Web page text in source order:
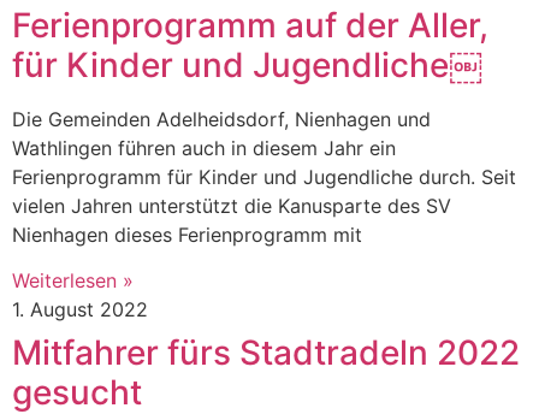
Ferienprogramm auf der Aller,
für Kinder und Jugendliche￼
Die Gemeinden Adelheidsdorf, Nienhagen und
Wathlingen führen auch in diesem Jahr ein
Ferienprogramm für Kinder und Jugendliche durch. Seit
vielen Jahren unterstützt die Kanusparte des SV
Nienhagen dieses Ferienprogramm mit
Weiterlesen »
1. August 2022
Mitfahrer fürs Stadtradeln 2022
gesucht